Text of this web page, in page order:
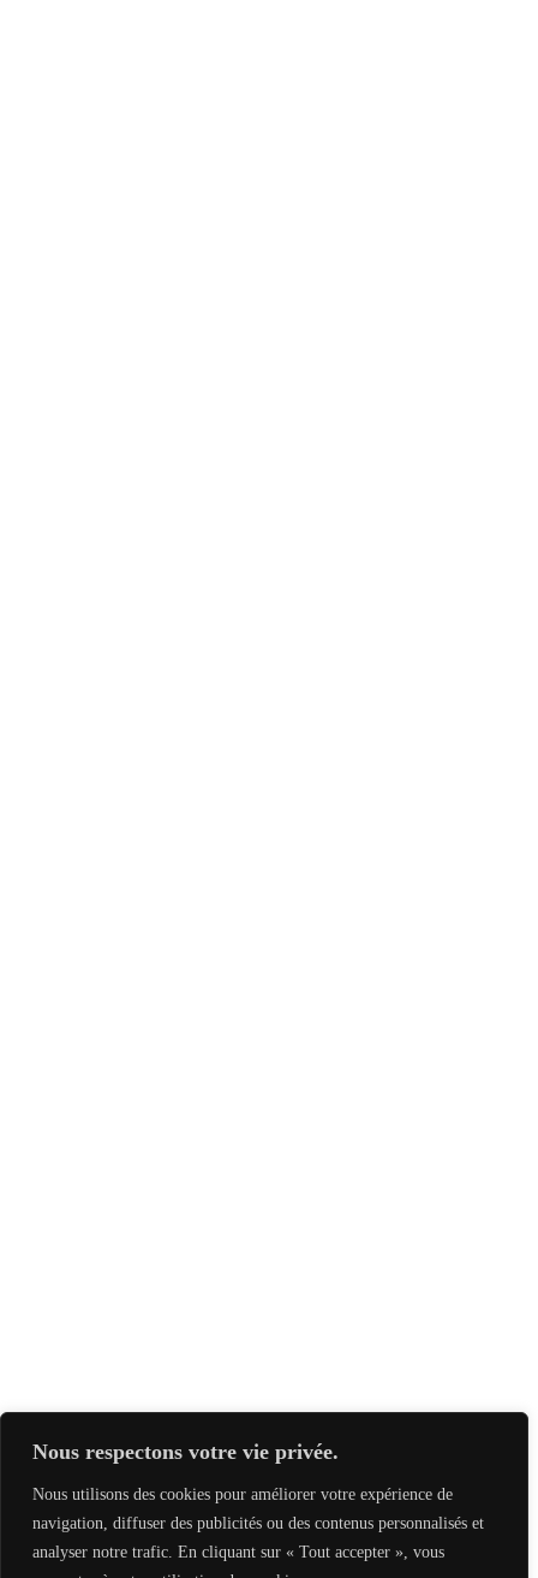
Nous respectons votre vie privée.
Nous utilisons des cookies pour améliorer votre expérience de
navigation, diffuser des publicités ou des contenus personnalisés et
analyser notre trafic. En cliquant sur « Tout accepter », vous